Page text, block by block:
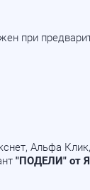
при
Альфа
"ПОДЕЛИ" от